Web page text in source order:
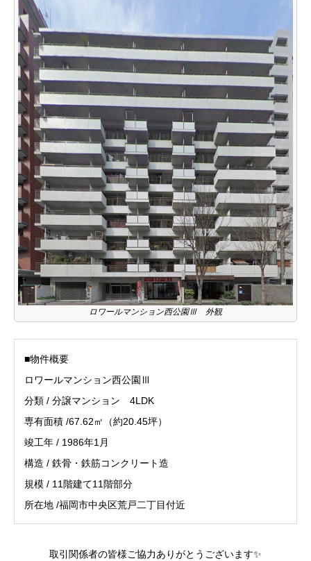
ロワールマンション西公園Ⅲ 外観
■物件概要
ロワールマンション西公園Ⅲ
分類 / 分譲マンション 4LDK
専有面積 /67.62㎡（約20.45坪）
竣工年 / 1986年1月
構造 / 鉄骨・鉄筋コンクリート造
規模 / 11階建て11階部分
所在地 /福岡市中央区荒戸二丁目付近
取引関係者の皆様ご協力ありがとうございます✨